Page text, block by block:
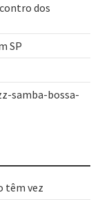
dos
SP
samba-bossa-
têm vez